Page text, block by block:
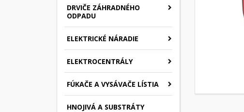
DRVIČE ZÁHRADNÉHO
ODPADU
ELEKTRICKÉ NÁRADIE
ELEKTROCENTRÁLY
FÚKAČE A VYSÁVAČE LÍSTIA
HNOJIVÁ A SUBSTRÁTY